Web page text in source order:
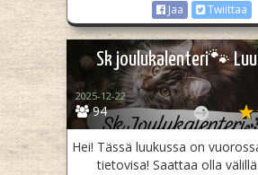
Jaa
Twiittaa
Sk joulukalenteri🐾
94
2025-12-22
Hei! Tässä luukussa on
tietovisa! Saattaa olla välillä